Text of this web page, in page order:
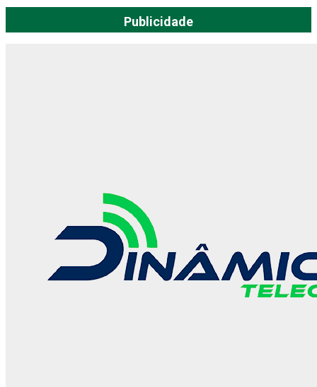
Publicidade